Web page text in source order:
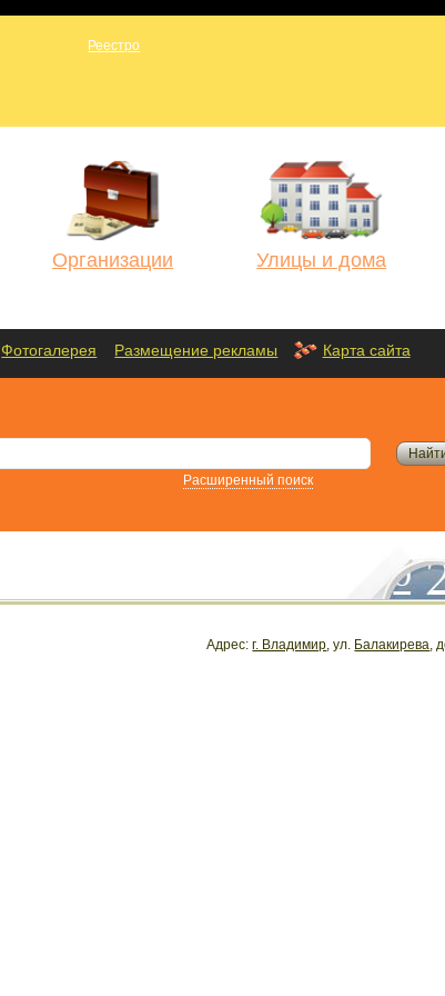
Организации Улицы и дома
Фотогалерея Размещение рекламы Карта сайта
Расширенный поиск
Адрес:г. Владимир, ул. Балакирева,